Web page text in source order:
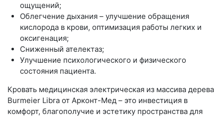
ощущений;
Облегчение дыхания – улучшение обращения
кислорода в крови, оптимизация работы легких и
оксигенация;
Сниженный ателектаз;
Улучшение психологического и физического
состояния пациента.
Кровать медицинская электрическая из массива дерева
Burmeier Libra от Арконт-Мед – это инвестиция в
комфорт, благополучие и эстетику пространства для